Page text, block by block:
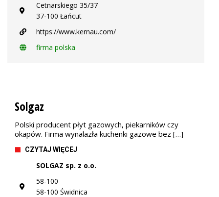
Cetnarskiego 35/37
37-100 Łańcut
https://www.kernau.com/
firma polska
Solgaz
Polski producent płyt gazowych, piekarników czy
okapów. Firma wynalazła kuchenki gazowe bez […]
CZYTAJ WIĘCEJ
SOLGAZ sp. z o.o.
58-100
58-100 Świdnica